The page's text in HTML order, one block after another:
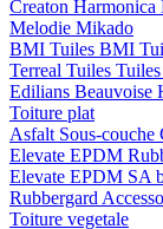
Creaton Harmonica
Melodie Mikado
BMI Tuiles BMI
Terreal Tuiles
Edilians Beauvoise
Toiture plat
Asfalt Sous-couche
Elevate EPDM
Elevate EPDM SA
Rubbergard
Toiture vegetale